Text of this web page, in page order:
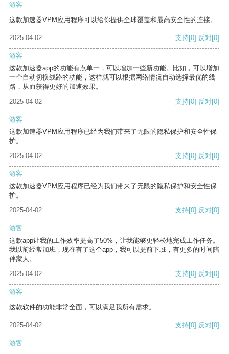
游客
这款加速器VPM应用程序可以给你提供全球覆盖和最高安全性的连接。
2025-04-02 支持[0] 反对[0]
游客
这款加速器app的功能有点单一，可以增加一些新功能。比如，可以增加
一个自动切换线路的功能，这样就可以根据网络情况自动选择最优的线
路，从而获得更好的加速效果。
2025-04-02
支持[0] 反对[0]
游客
这款加速器VPM应用程序已经为我们带来了无限的隐私保护和安全性保
护。
2025-04-02
支持[0] 反对[0]
游客
这款加速器VPM应用程序已经为我们带来了无限的隐私保护和安全性保
护。
2025-04-02
支持[0] 反对[0]
游客
这款app让我的工作效率提高了50%，让我能够更轻松地完成工作任务。
我以前经常加班，现在有了这个app，我可以提前下班，有更多的时间陪
伴家人。
2025-04-02
支持[0] 反对[0]
游客
这款软件的功能非常全面，可以满足我所有需求。
2025-04-02 支持[0] 反对[0]
游客